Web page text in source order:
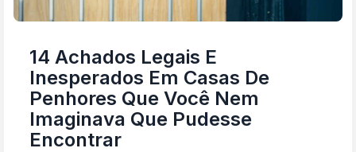
14 Achados Legais E
Inesperados Em Casas De
Penhores Que Você Nem
Imaginava Que Pudesse
Encontrar